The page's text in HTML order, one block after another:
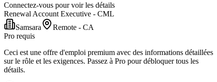
Connectez-vous pour voir les détails
Renewal Account Executive - CML
Samsara
Remote - CA
Pro requis
Ceci est une offre d'emploi premium avec des informations détaillées
sur le rôle et les exigences. Passez à Pro pour débloquer tous les
détails.